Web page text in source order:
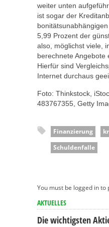
weiter unten
ist sogar der
5,99 Prozent der
also, möglichst viele,
berechnete Angebote
Hierfür sind
Internet durchaus
Foto: Thinkstock,
483767355, Getty
Finanzierung
Schuldenfalle
You must be logged in to
AKTUELLES
Die wichtigsten